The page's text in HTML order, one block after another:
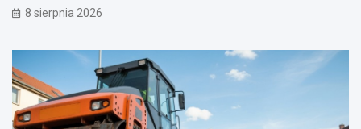
8 sierpnia 2026